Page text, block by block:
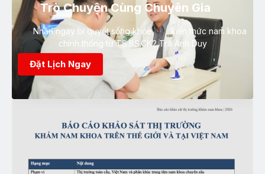
Trò Chuyện Cùng Chuyên Gia
Nhận ngay bí quyết sống khỏe, kiến thức nam khoa
chính thống từ TS.BS.CK2 Trà Anh Duy
Đặt Lịch Ngay